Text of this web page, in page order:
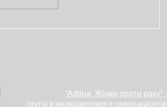
легень Юлії
"Афіна. Жінки проти раку" -
група взаємодопомоги онкопацієнтів